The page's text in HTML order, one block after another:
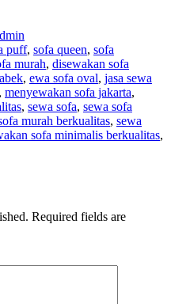
puff, sofa queen, sofa
murah, disewakan sofa
, ewa sofa oval, jasa sewa
, menyewakan sofa jakarta,
, sewa sofa, sewa sofa
murah berkualitas, sewa
sofa minimalis berkualitas,
Required fields are